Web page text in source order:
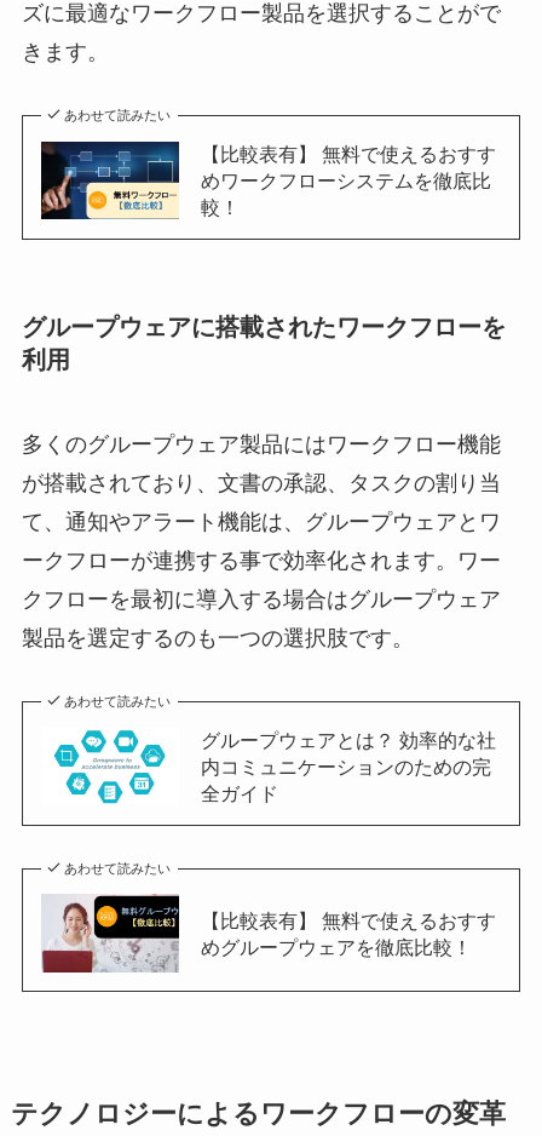
ズに最適なワークフロー製品を選択することがで
きます。
あわせて読みたい
【比較表有】 無料で使えるおすす
めワークフローシステムを徹底比
較！
グループウェアに搭載されたワークフローを
利用
多くのグループウェア製品にはワークフロー機能
が搭載されており、文書の承認、タスクの割り当
て、通知やアラート機能は、グループウェアとワ
ークフローが連携する事で効率化されます。ワー
クフローを最初に導入する場合はグループウェア
製品を選定するのも一つの選択肢です。
あわせて読みたい
グループウェアとは？ 効率的な社
内コミュニケーションのための完
全ガイド
あわせて読みたい
【比較表有】 無料で使えるおすす
めグループウェアを徹底比較！
テクノロジーによるワークフローの変革